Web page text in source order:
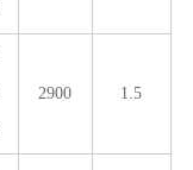
2900 1.5